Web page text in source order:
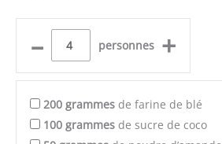
– personnes +
200 grammes de farine de blé
100 grammes de sucre de coco